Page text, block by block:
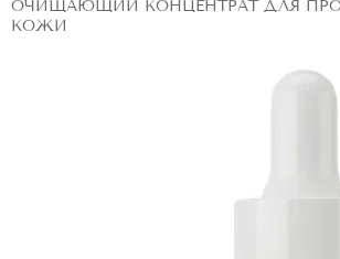
ОЧИЩАЮЩИЙ КОНЦЕНТРАТ ДЛЯ
КОЖИ